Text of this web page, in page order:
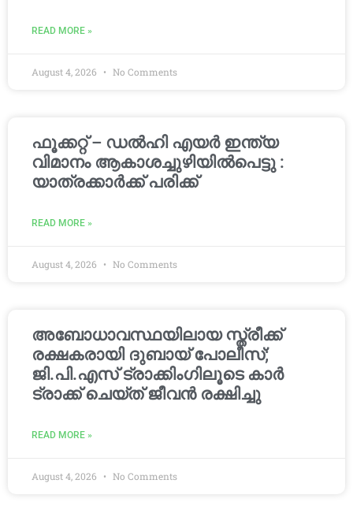
READ MORE »
August 4, 2026 No Comments
ഫൂക്കറ്റ് – ഡൽഹി എയര്‍ ഇന്ത്യ
വിമാനം ആകാശച്ചുഴിയില്‍പെട്ടു :
യാത്രക്കാര്‍ക്ക് പരിക്ക്
READ MORE »
August 4, 2026 No Comments
അബോധാവസ്ഥയിലായ സ്ത്രീക്ക്
രക്ഷകരായി ദുബായ് പോലീസ്;
ജി.പി.എസ് ട്രാക്കിംഗിലൂടെ കാർ
ട്രാക്ക് ചെയ്ത് ജീവൻ രക്ഷിച്ചു
READ MORE »
August 4, 2026 No Comments